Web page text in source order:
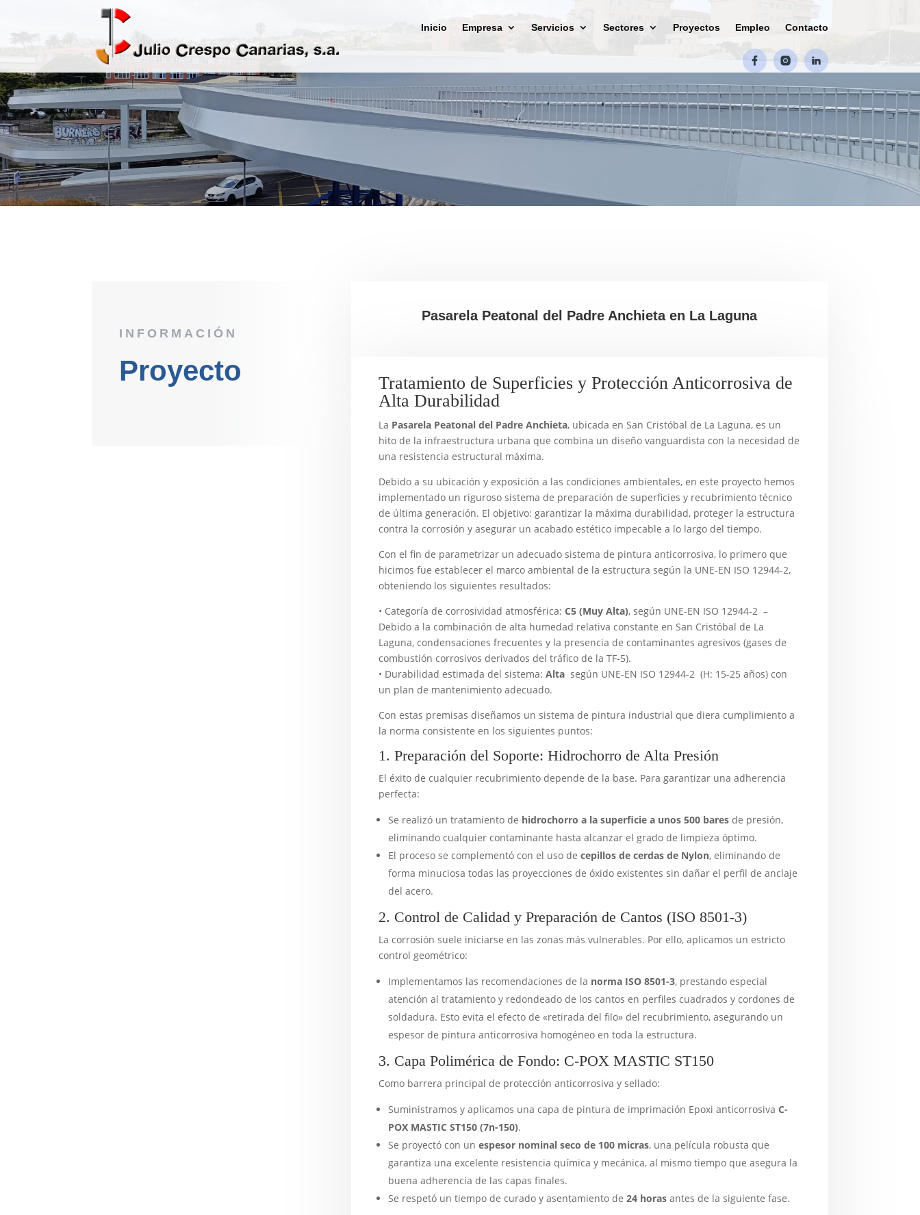
Inicio Empresa Servicios Sectores Proyectos Empleo Contacto
INFORMACIÓN
Proyecto
Pasarela Peatonal del Padre Anchieta en La Laguna
Tratamiento de Superficies y Protección Anticorrosiva de
Alta Durabilidad
La Pasarela Peatonal del Padre Anchieta, ubicada en San Cristóbal de La Laguna, es un
hito de la infraestructura urbana que combina un diseño vanguardista con la necesidad de
una resistencia estructural máxima.
Debido a su ubicación y exposición a las condiciones ambientales, en este proyecto hemos
implementado un riguroso sistema de preparación de superficies y recubrimiento técnico
de última generación. El objetivo: garantizar la máxima durabilidad, proteger la estructura
contra la corrosión y asegurar un acabado estético impecable a lo largo del tiempo.
Con el fin de parametrizar un adecuado sistema de pintura anticorrosiva, lo primero que
hicimos fue establecer el marco ambiental de la estructura según la UNE-EN ISO 12944-2,
obteniendo los siguientes resultados:
• Categoría de corrosividad atmosférica: C5 (Muy Alta), según UNE-EN ISO 12944-2 –
Debido a la combinación de alta humedad relativa constante en San Cristóbal de La
Laguna, condensaciones frecuentes y la presencia de contaminantes agresivos (gases de
combustión corrosivos derivados del tráfico de la TF-5).
• Durabilidad estimada del sistema: Altasegún UNE-EN ISO 12944-2 (H: 15-25 años) con
un plan de mantenimiento adecuado.
Con estas premisas diseñamos un sistema de pintura industrial que diera cumplimiento a
la norma consistente en los siguientes puntos:
1. Preparación del Soporte: Hidrochorro de Alta Presión
El éxito de cualquier recubrimiento depende de la base. Para garantizar una adherencia
perfecta:
Se realizó un tratamiento de hidrochorro a la superficie a unos 500 baresde presión,
eliminando cualquier contaminante hasta alcanzar el grado de limpieza óptimo.
El proceso se complementó con el uso de cepillos de cerdas de Nylon, eliminando de
forma minuciosa todas las proyecciones de óxido existentes sin dañar el perfil de anclaje
del acero.
2. Control de Calidad y Preparación de Cantos (ISO 8501-3)
La corrosión suele iniciarse en las zonas más vulnerables. Por ello, aplicamos un estricto
control geométrico:
Implementamos las recomendaciones de la norma ISO 8501-3, prestando especial
atención al tratamiento y redondeado de los cantos en perfiles cuadrados y cordones de
soldadura. Esto evita el efecto de «retirada del filo» del recubrimiento, asegurando un
espesor de pintura anticorrosiva homogéneo en toda la estructura.
3. Capa Polimérica de Fondo: C-POX MASTIC ST150
Como barrera principal de protección anticorrosiva y sellado:
Suministramos y aplicamos una capa de pintura de imprimación Epoxi anticorrosiva C-
POX MASTIC ST150 (7n-150).
Se proyectó con un espesor nominal seco de 100 micras, una película robusta que
garantiza una excelente resistencia química y mecánica, al mismo tiempo que asegura la
buena adherencia de las capas finales.
Se respetó un tiempo de curado y asentamiento de 24 horasantes de la siguiente fase.